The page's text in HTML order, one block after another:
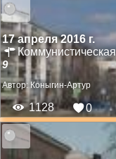
17 апреля 2016 г.
9
Автор: Коныгин-Артур
1128 0